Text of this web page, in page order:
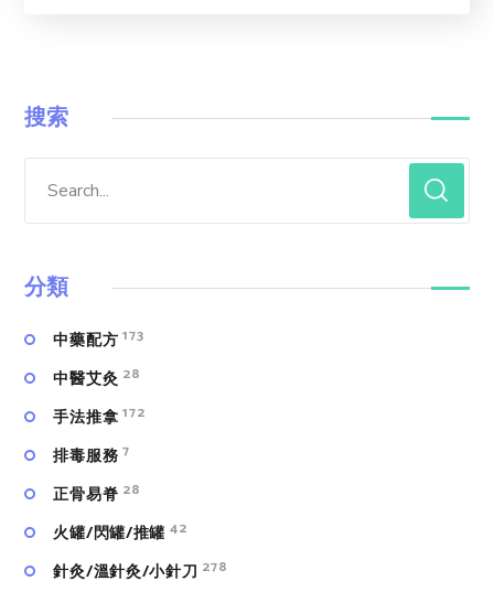
搜索
分類
中藥配方 173
中醫艾灸 28
手法推拿 172
排毒服務 7
正骨易脊 28
火罐/閃罐/推罐 42
針灸/溫針灸/小針刀 278